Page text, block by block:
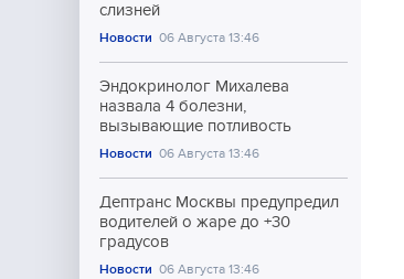
слизней
Новости 06 Августа 13:46
Эндокринолог Михалева
назвала 4 болезни,
вызывающие потливость
Новости 06 Августа 13:46
Дептранс Москвы предупредил
водителей о жаре до +30
градусов
Новости 06 Августа 13:46